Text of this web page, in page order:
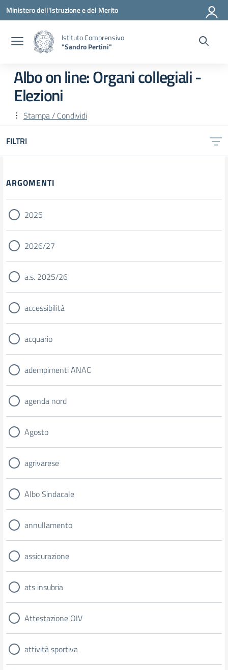
Vai ai contenuti
Vai al menu di navigazione
Vai al footer
Ministero dell'Istruzione e del Merito
Istituto Comprensivo
"Sandro Pertini"
Albo on line:Organi collegiali -
Elezioni
Stampa / Condividi
FILTRI
ARGOMENTI
2025
2026/27
a.s. 2025/26
accessibilità
acquario
adempimenti ANAC
agenda nord
Agosto
agrivarese
Albo Sindacale
annullamento
assicurazione
ats insubria
Attestazione OIV
attività sportiva